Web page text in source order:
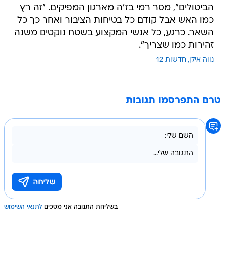
הביטולים", מסר רמי בז'ה מארגון המפיקים. "זה רץ
כמו האש אבל קודם כל בטיחות הציבור ואחר כך כל
השאר. כרגע, כל אנשי המקצוע בשטח נוקטים משנה
זהירות כמו שצריך".
נווה אילן חדשות 12
טרם התפרסמו תגובות
בשליחת התגובה אני מסכים לתנאי השימוש